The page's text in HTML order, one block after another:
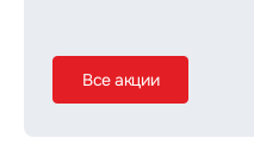
Все акции